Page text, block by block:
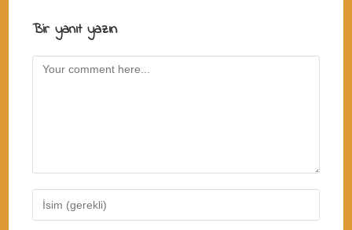
Bir yanıt yazın
Comment
Enter
your